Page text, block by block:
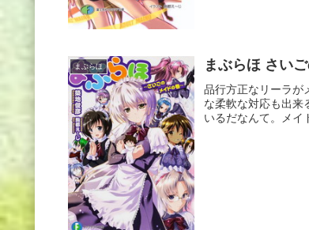
まぶらほ まぶらほ さい
品行方正なリーラが
な柔軟な対応も出来
いるだなんて。メイ